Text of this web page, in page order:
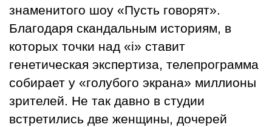
знаменитого шоу «Пусть говорят».
Благодаря скандальным историям, в
которых точки над «і» ставит
генетическая экспертиза, телепрограмма
собирает у «голубого экрана» миллионы
зрителей. Не так давно в студии
встретились две женщины, дочерей